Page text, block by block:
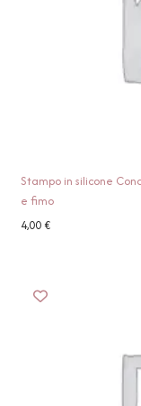
Stampo in silicone
e fimo
4,00€